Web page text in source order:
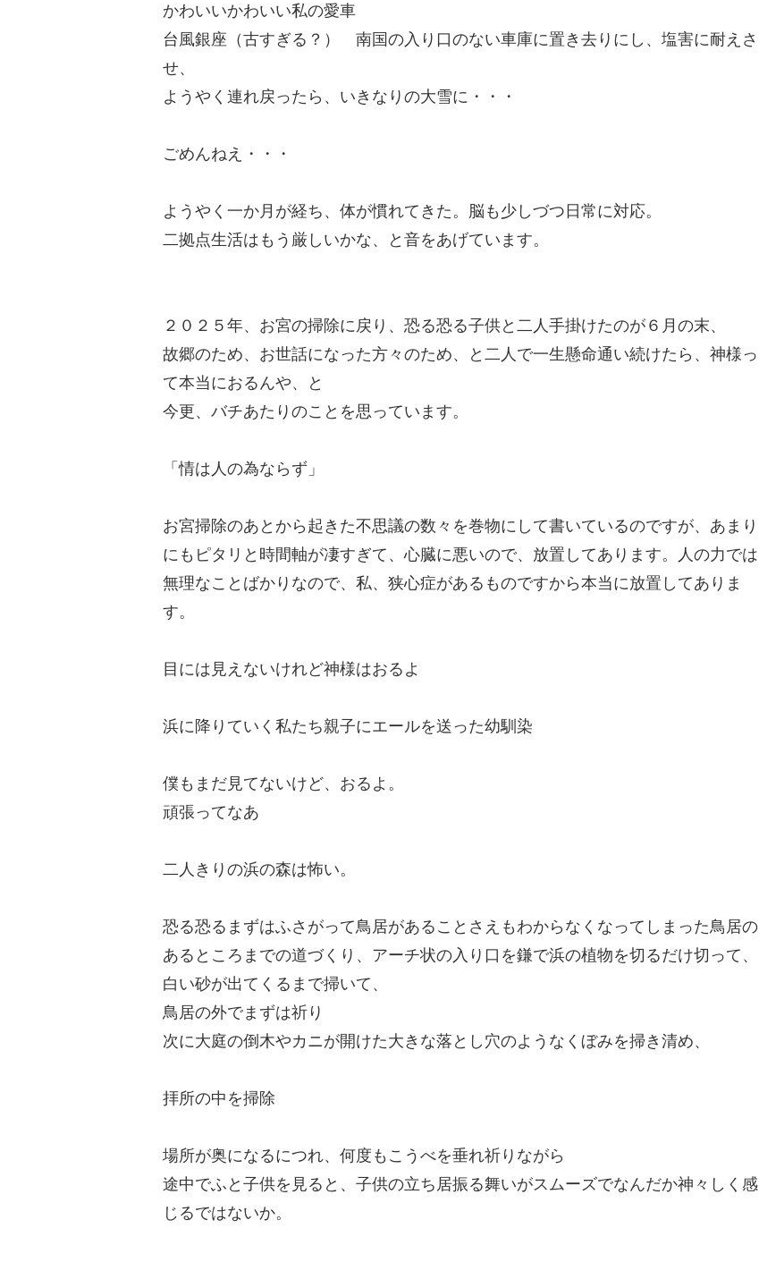
かわいいかわいい私の愛車
台風銀座（古すぎる？） 南国の入り口のない車庫に置き去りにし、塩害に耐えさ
せ、
ようやく連れ戻ったら、いきなりの大雪に・・・
ごめんねえ・・・
ようやく一か月が経ち、体が慣れてきた。脳も少しづつ日常に対応。
二拠点生活はもう厳しいかな、と音をあげています。
２０２５年、お宮の掃除に戻り、恐る恐る子供と二人手掛けたのが６月の末、
故郷のため、お世話になった方々のため、と二人で一生懸命通い続けたら、神様っ
て本当におるんや、と
今更、バチあたりのことを思っています。
「情は人の為ならず」
お宮掃除のあとから起きた不思議の数々を巻物にして書いているのですが、あまり
にもピタリと時間軸が凄すぎて、心臓に悪いので、放置してあります。人の力では
無理なことばかりなので、私、狭心症があるものですから本当に放置してありま
す。
目には見えないけれど神様はおるよ
浜に降りていく私たち親子にエールを送った幼馴染
僕もまだ見てないけど、おるよ。
頑張ってなあ
二人きりの浜の森は怖い。
恐る恐るまずはふさがって鳥居があることさえもわからなくなってしまった鳥居の
あるところまでの道づくり、アーチ状の入り口を鎌で浜の植物を切るだけ切って、
白い砂が出てくるまで掃いて、
鳥居の外でまずは祈り
次に大庭の倒木やカニが開けた大きな落とし穴のようなくぼみを掃き清め、
拝所の中を掃除
場所が奥になるにつれ、何度もこうべを垂れ祈りながら
途中でふと子供を見ると、子供の立ち居振る舞いがスムーズでなんだか神々しく感
じるではないか。